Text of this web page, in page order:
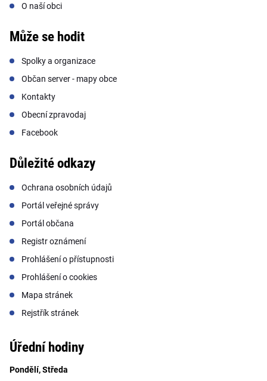
O naší obci
Může se hodit
Spolky a organizace
Občan server - mapy obce
Kontakty
Obecní zpravodaj
Facebook
Důležité odkazy
Ochrana osobních údajů
Portál veřejné správy
Portál občana
Registr oznámení
Prohlášení o přístupnosti
Prohlášení o cookies
Mapa stránek
Rejstřík stránek
Úřední hodiny
Pondělí, Středa